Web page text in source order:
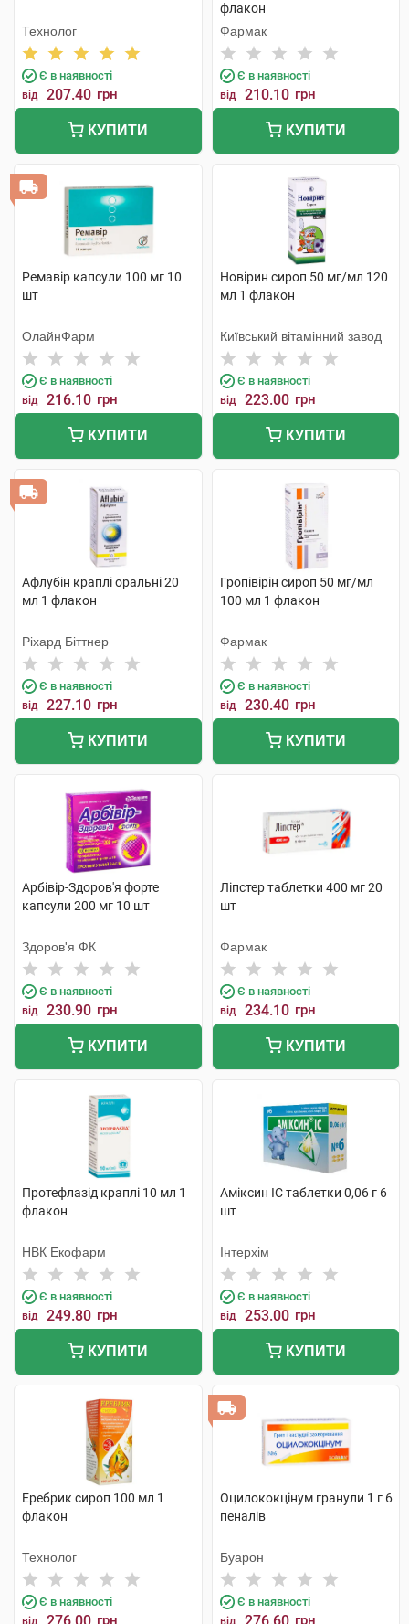
Технолог
Є в наявності
від 207.40 грн
КУПИТИ
флакон
Фармак
Є в наявності
від 210.10 грн
КУПИТИ
Ремавір капсули 100 мг 10
шт
ОлайнФарм
Є в наявності
від 216.10 грн
КУПИТИ
Новірин сироп 50 мг/мл 120
мл 1 флакон
Київський вітамінний завод
Є в наявності
від 223.00 грн
КУПИТИ
Афлубін краплі оральні 20
мл 1 флакон
Ріхард Біттнер
Є в наявності
від 227.10 грн
КУПИТИ
Гропівірін сироп 50 мг/мл
100 мл 1 флакон
Фармак
Є в наявності
від 230.40 грн
КУПИТИ
Арбівір-Здоров'я форте
капсули 200 мг 10 шт
Здоров'я ФК
Є в наявності
від 230.90 грн
КУПИТИ
Ліпстер таблетки 400 мг 20
шт
Фармак
Є в наявності
від 234.10 грн
КУПИТИ
Протефлазід краплі 10 мл 1
флакон
НВК Екофарм
Є в наявності
від 249.80 грн
КУПИТИ
Аміксин IC таблетки 0,06 г 6
шт
Інтерхім
Є в наявності
від 253.00 грн
КУПИТИ
Еребрик сироп 100 мл 1
флакон
Технолог
Є в наявності
від грн
Оцилококцінум гранули 1 г 6
пеналів
Буарон
Є в наявності
від грн